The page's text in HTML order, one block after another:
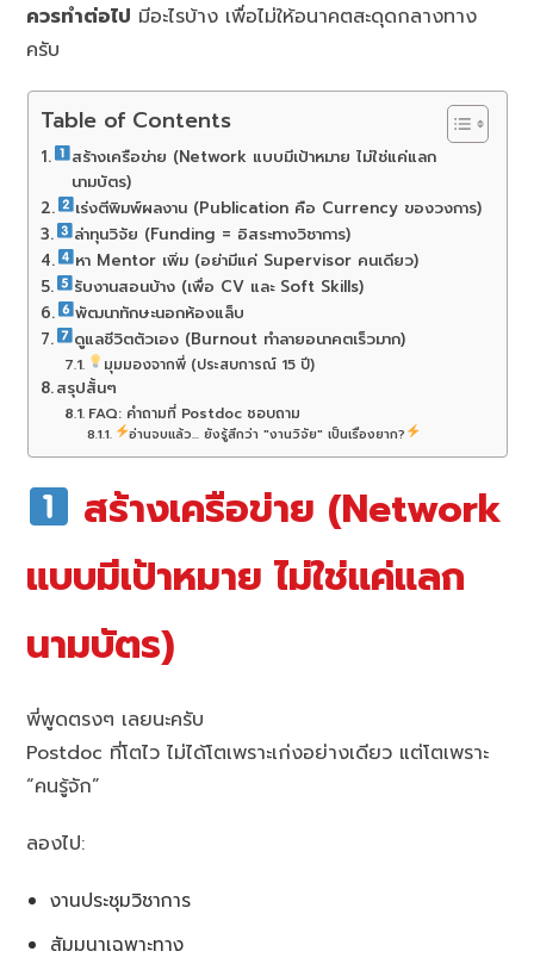
ควรทำต่อไป มีอะไรบ้าง เพื่อไม่ให้อนาคตสะดุดกลางทาง
ครับ
Table of Contents
สร้างเครือข่าย (Network แบบมีเป้าหมาย ไม่ใช่แค่แลก
นามบัตร)
เร่งตีพิมพ์ผลงาน (Publication คือ Currency ของวงการ)
ล่าทุนวิจัย (Funding = อิสระทางวิชาการ)
หา Mentor เพิ่ม (อย่ามีแค่ Supervisor คนเดียว)
รับงานสอนบ้าง (เพื่อ CV และ Soft Skills)
พัฒนาทักษะนอกห้องแล็บ
ดูแลชีวิตตัวเอง (Burnout ทำลายอนาคตเร็วมาก)
มุมมองจากพี่ (ประสบการณ์ 15 ปี)
สรุปสั้นๆ
FAQ: คำถามที่ Postdoc ชอบถาม
อ่านจบแล้ว... ยังรู้สึกว่า "งานวิจัย" เป็นเรื่องยาก?
สร้างเครือข่าย (Network
แบบมีเป้าหมาย ไม่ใช่แค่แลก
นามบัตร)
พี่พูดตรงๆ เลยนะครับ
Postdoc ที่โตไว ไม่ได้โตเพราะเก่งอย่างเดียว แต่โตเพราะ
“คนรู้จัก”
ลองไป:
งานประชุมวิชาการ
สัมมนาเฉพาะทาง